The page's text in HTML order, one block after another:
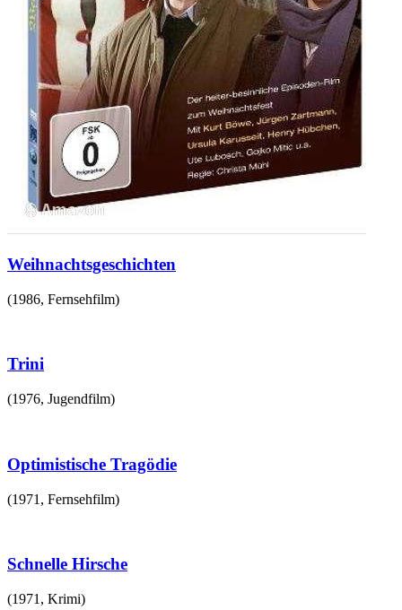
Weihnachtsgeschichten
(1986, Fernsehfilm)
Trini
(1976, Jugendfilm)
Optimistische Tragödie
(1971 , Fernsehfilm)
Schnelle Hirsche
(1971 , Krimi)